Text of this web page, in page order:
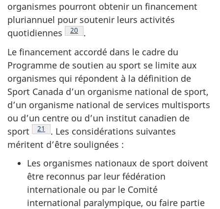
organismes pourront obtenir un financement
pluriannuel pour soutenir leurs activités
quotidiennes
Note de bas de page
20
.
Le financement accordé dans le cadre du
Programme de soutien au sport se limite aux
organismes qui répondent à la définition de
Sport Canada d’un organisme national de sport,
d’un organisme national de services multisports
ou d’un centre ou d’un institut canadien de
sport
Note de bas de page
21
. Les considérations suivantes
méritent d’être soulignées :
Les organismes nationaux de sport doivent
être reconnus par leur fédération
internationale ou par le Comité
international paralympique, ou faire partie